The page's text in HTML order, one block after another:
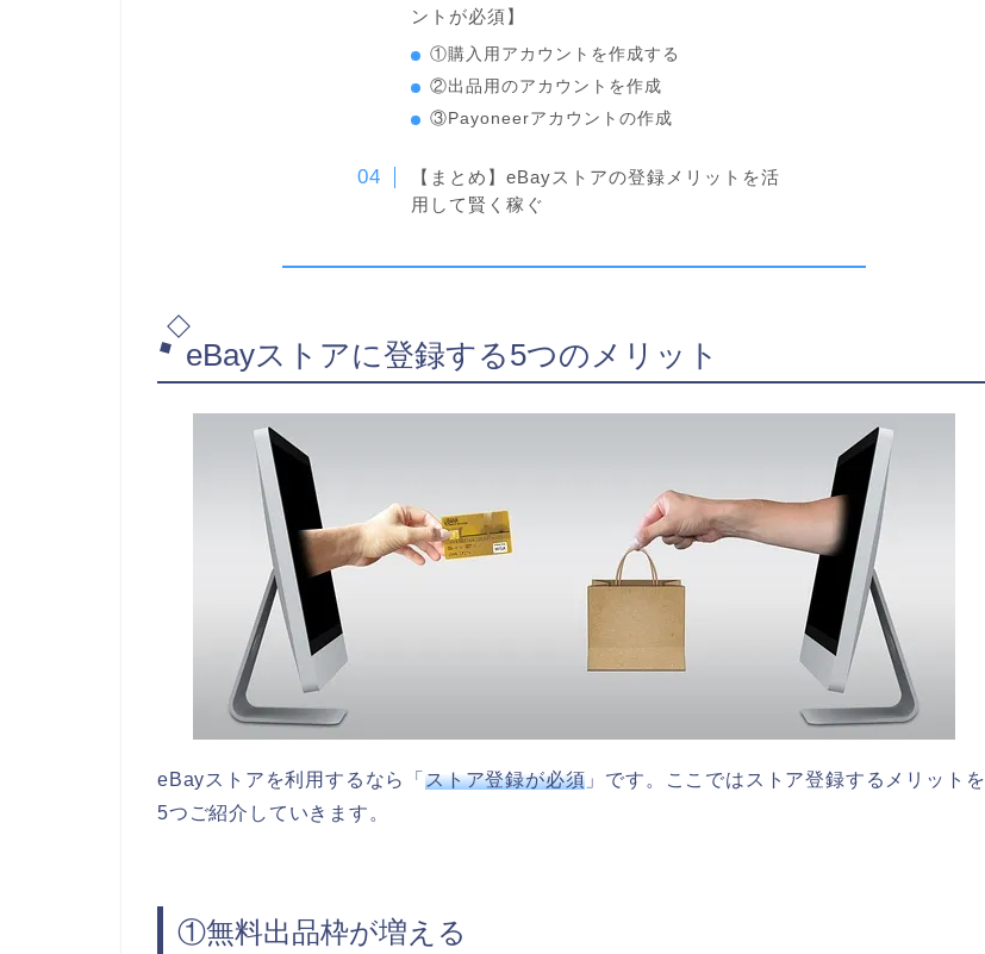
ントが必須】
①購入用アカウントを作成する
②出品用のアカウントを作成
③Payoneerアカウントの作成
【まとめ】eBayストアの登録メリットを活
用して賢く稼ぐ
eBayストアに登録する5つのメリット
eBayストアを利用するなら「 ストア登録が必須 」です。ここではストア登録するメリットを
5つご紹介していきます。
①無料出品枠が増える